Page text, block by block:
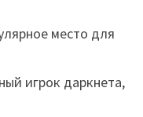
место для
игрок даркнета,